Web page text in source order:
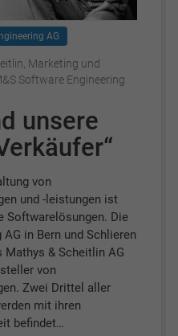
AG
Marketing und
Software Engineering
unsere
von
und -leistungen ist
Softwarelösungen. Die
in Bern und Schlieren
Mathys & Scheitlin AG
von
Zwei Drittel aller
mit ihren
befindet…